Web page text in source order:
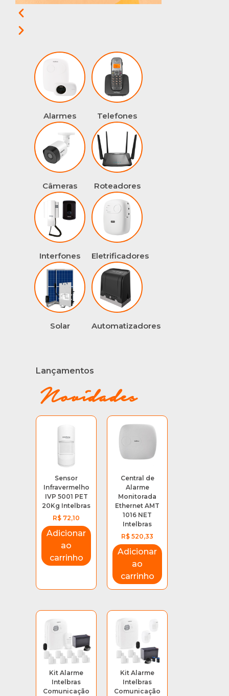
Alarmes Telefones
Câmeras Roteadores
Interfones Eletrificadores
Solar Automatizadores
Lançamentos
Novidades
Sensor
Infravermelho
IVP 5001 PET
20Kg Intelbras
R$ 72,10
Adicionar
ao
carrinho
Central de
Alarme
Monitorada
Ethernet AMT
1016 NET
Intelbras
R$ 520,33
Adicionar
ao
carrinho
Kit Alarme
Intelbras
Comunicação
Kit Alarme
Intelbras
Comunicação